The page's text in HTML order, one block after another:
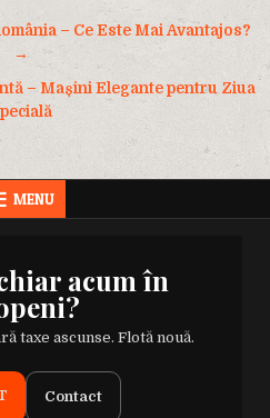
– Ce Este Mai Avantajos?
→
– Mașini Elegante pentru Ziua
MENU
acum în
taxe ascunse. Flotă nouă.
Contact